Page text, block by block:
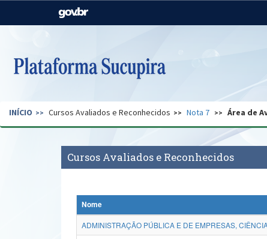
Casa Civil
Pecuária e Abastecimento
Secretaria de Governo Gabinete de Segurança
INÍCIO Cursos Avaliados e Reconhecidos Nota 7 Área de
Cursos Avaliados e Reconhecidos
Nome
ADMINISTRAÇÃO PÚBLICA E DE EMPRESAS,